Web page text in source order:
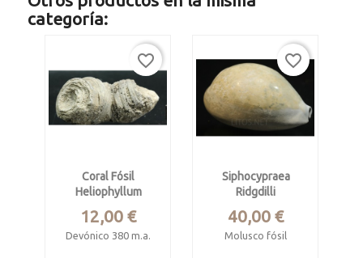
categoría:
Coral Fósil
Heliophyllum
Precio
12,00 €
Devónico 380 m.a.
favorite_border
Siphocypraea
Ridgdilli
Precio
40,00 €
Molusco fósil
favorite_border